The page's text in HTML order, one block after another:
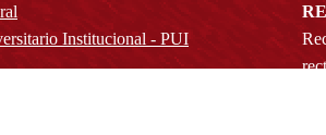
Institucional - PUI